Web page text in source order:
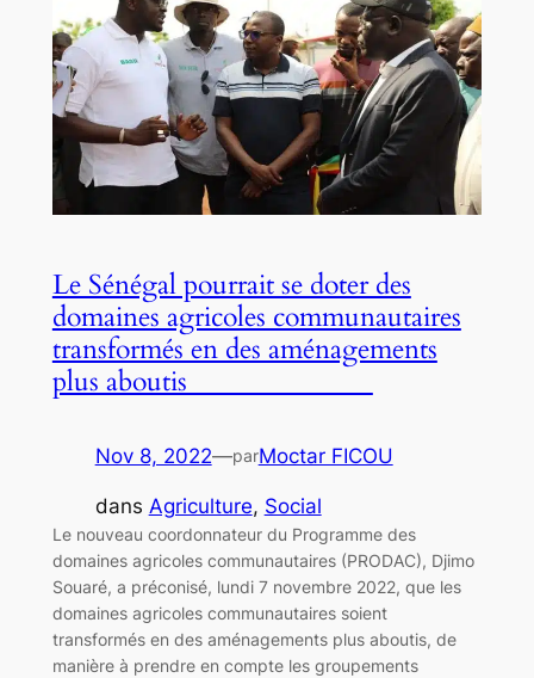
Le Sénégal pourrait se doter des
domaines agricoles communautaires
transformés en des aménagements
plus aboutis
Nov 8, 2022—parMoctar FICOU
dans Agriculture, Social
Le nouveau coordonnateur du Programme des
domaines agricoles communautaires (PRODAC), Djimo
Souaré, a préconisé, lundi 7 novembre 2022, que les
domaines agricoles communautaires soient
transformés en des aménagements plus aboutis, de
manière à prendre en compte les groupements